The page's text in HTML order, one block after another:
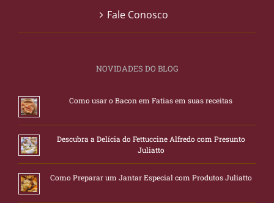
Fale Conosco
NOVIDADES DO BLOG
Como usar o Bacon em Fatias em suas receitas
Descubra a Delícia do Fettuccine Alfredo com Presunto
Juliatto
Como Preparar um Jantar Especial com Produtos Juliatto